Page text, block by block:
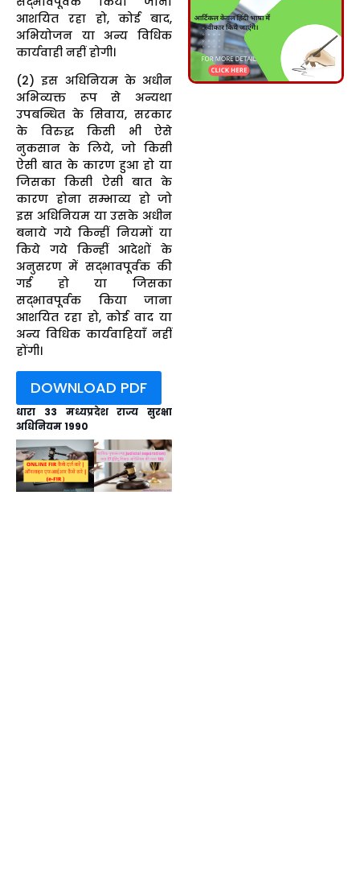
आशयित रहा हो, कोई बाद,
अभियोजन या अन्य विधिक
कार्यवाही नहीं होगी।
(2) इस अधिनियम के अधीन
अभिव्यक्त रूप से अन्यथा
उपबन्धित के सिवाय, सरकार
के विरुद्ध किसी भी ऐसे
नुकसान के लिये, जो किसी
ऐसी बात के कारण हुआ हो या
जिसका किसी ऐसी बात के
कारण होना सम्भाव्य हो जो
इस अधिनियम या उसके अधीन
बनाये गये किन्हीं नियमों या
किये गये किन्हीं आदेशों के
अनुसरण में सद्भावपूर्वक की
गई हो या जिसका
सद्भावपूर्वक किया जाना
आशयित रहा हो, कोई वाद या
अन्य विधिक कार्यवाहियाँ नहीं
होंगी।
DOWNLOAD PDF
धारा 33 मध्यप्रदेश राज्य सुरक्षा
अधिनियम 1990